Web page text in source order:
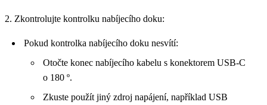
2. Zkontrolujte kontrolku nabíjecího doku:
Pokud kontrolka nabíjecího doku nesvítí:
Otočte konec nabíjecího kabelu s konektorem USB-C
o 180 º.
Zkuste použít jiný zdroj napájení, například USB